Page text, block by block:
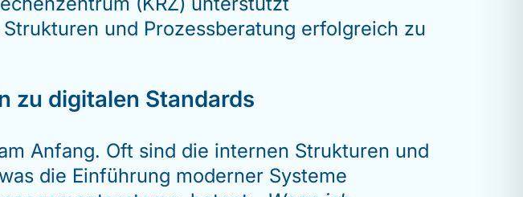
und Prozessberatung erfolgreich zu
zu digitalen Standards
Anfang. Oft sind die internen Strukturen und
die Einführung moderner Systeme